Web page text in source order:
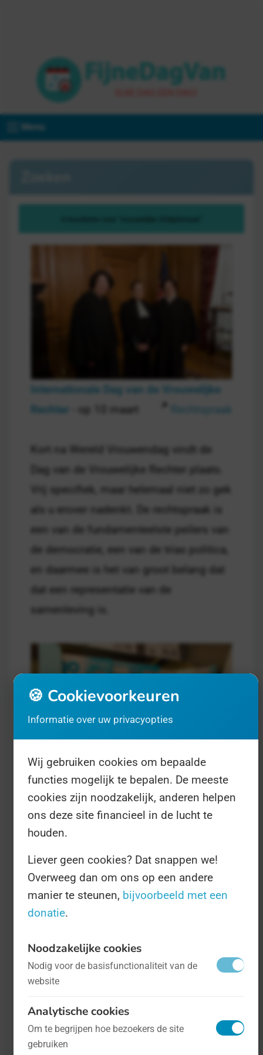
Menu
Internationale Dag van de Vrouwelijke
Rechter
- op 10 maart
Kort na Wereld Vrouwendag vindt de
Dag van de Vrouwelijke Rechter plaats.
Vrij specifiek, maar helemaal niet zo gek
als u erover nadenkt. De rechtspraak is
een van de fundamenteelste peilers van
de democratie, een van de trias politica,
en daarmee is het van groot belang dat
dat een representatie van de
samenleving is.
Internationale Dag van de Vrouwelijke
Hygiëne
Er heerst nog steeds een groot taboe op
menstruatie. Zeker in wat minder
progressieve landen is de
over (mogen) praten, en dat leidt tot een
significant slechtere gezondheid.
🍪 Cookievoorkeuren
Informatie over uw privacyopties
Wij gebruiken cookies om bepaalde
functies mogelijk te bepalen. De meeste
cookies zijn noodzakelijk, anderen helpen
ons deze site financieel in de lucht te
houden.
Liever geen cookies? Dat snappen we!
Overweeg dan om ons op een andere
manier te steunen, bijvoorbeeld met een
donatie.
Noodzakelijke cookies
Nodig voor de basisfunctionaliteit van de
website
Analytische cookies
Om te begrijpen hoe bezoekers de site
gebruiken